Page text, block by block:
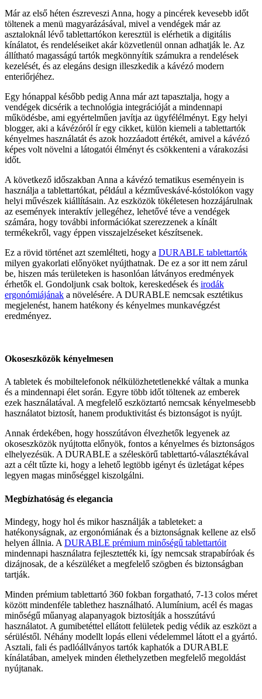
Már az első héten észreveszi Anna, hogy a pincérek kevesebb időt
töltenek a menü magyarázásával, mivel a vendégek már az
asztaloknál lévő tablettartókon keresztül is elérhetik a digitális
kínálatot, és rendeléseiket akár közvetlenül onnan adhatják le. Az
állítható magasságú tartók megkönnyítik számukra a rendelések
kezelését, és az elegáns design illeszkedik a kávézó modern
enteriőrjéhez.
Egy hónappal később pedig Anna már azt tapasztalja, hogy a
vendégek dicsérik a technológia integrációját a mindennapi
működésbe, ami egyértelműen javítja az ügyfélélményt. Egy helyi
blogger, aki a kávézóról ír egy cikket, külön kiemeli a tablettartók
kényelmes használatát és azok hozzáadott értékét, amivel a kávézó
képes volt növelni a látogatói élményt és csökkenteni a várakozási
időt.
A következő időszakban Anna a kávézó tematikus eseményein is
használja a tablettartókat, például a kézműveskávé-kóstolókon vagy
helyi művészek kiállításain. Az eszközök tökéletesen hozzájárulnak
az események interaktív jellegéhez, lehetővé téve a vendégek
számára, hogy további információkat szerezzenek a kínált
termékekről, vagy éppen visszajelzéseket készítsenek.
Ez a rövid történet azt szemlélteti, hogy a DURABLE tablettartók
milyen gyakorlati előnyöket nyújthatnak. De ez a sor itt nem zárul
be, hiszen más területeken is hasonlóan látványos eredmények
érhetők el. Gondoljunk csak boltok, kereskedések és irodák
ergonómiájának a növelésére. A DURABLE nemcsak esztétikus
megjelenést, hanem hatékony és kényelmes munkavégzést
eredményez.
Okoseszközök kényelmesen
A tabletek és mobiltelefonok nélkülözhetetlenekké váltak a munka
és a mindennapi élet során. Egyre több időt töltenek az emberek
ezek használatával. A megfelelő eszköztartó nemcsak kényelmesebb
használatot biztosít, hanem produktivitást és biztonságot is nyújt.
Annak érdekében, hogy hosszútávon élvezhetők legyenek az
okoseszközök nyújtotta előnyök, fontos a kényelmes és biztonságos
elhelyezésük. A DURABLE a széleskörű tablettartó-választékával
azt a célt tűzte ki, hogy a lehető legtöbb igényt és üzletágat képes
legyen magas minőséggel kiszolgálni.
Megbízhatóság és elegancia
Mindegy, hogy hol és mikor használják a tableteket: a
hatékonyságnak, az ergonómiának és a biztonságnak kellene az első
helyen állnia. A DURABLE prémium minőségű tablettartóit
mindennapi használatra fejlesztették ki, így nemcsak strapabíróak és
dizájnosak, de a készüléket a megfelelő szögben és biztonságban
tartják.
Minden prémium tablettartó 360 fokban forgatható, 7-13 colos méret
között mindenféle tablethez használható. Alumínium, acél és magas
minőségű műanyag alapanyagok biztosítják a hosszútávú
használatot. A gumibetéttel ellátott felületek pedig védik az eszközt a
sérüléstől. Néhány modellt lopás elleni védelemmel látott el a gyártó.
Asztali, fali és padlóállványos tartók kaphatók a DURABLE
kínálatában, amelyek minden élethelyzetben megfelelő megoldást
nyújtanak.